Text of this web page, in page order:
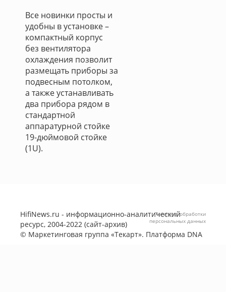
Все новинки просты и
удобны в установке –
компактный корпус
без вентилятора
охлаждения позволит
размещать приборы за
подвесным потолком,
а также устанавливать
два прибора рядом в
стандартной
аппаратурной стойке
19-дюймовой стойке
(1U).
HifiNews.ru - информационно-аналитический
ресурс, 2004-2022 (сайт-архив)
© Маркетинговая группа «Текарт». Платформа DNA
Политика обработки
персональных данных